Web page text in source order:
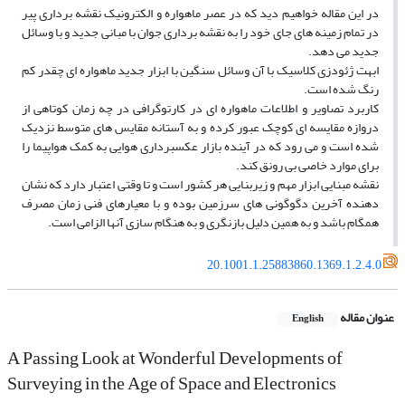
در این مقاله خواهیم دید که در عصر ماهواره و الکترونیک نقشه­ برداری پیر
در تمام زمینه­ های جای خود را به نقشه­ برداری جوان با مبانی جدید و با وسائل
جدید می­ دهد.
ابهت ژئودزی کلاسیک با آن وسائل سنگین با ابزار جدید ماهواره ­ای چقدر کم
رنگ شده است.
کاربرد تصاویر و اطلاعات ماهواره­ ای در کارتوگرافی در چه زمان کوتاهی از
دروازه مقایسه ای کوچک عبور کرده و به آستانه مقایس های متوسط نزدیک
شده است و می­ رود که در آینده بازار عکسبرداری هوایی به کمک هواپیما را
برای موارد خاصی بی­ رونق کند.
نقشه مبنایی ابزار مهم و زیربنایی هر کشور است و تا وقتی اعتبار دارد که نشان
دهنده آخرین دگوگونی­ های سرزمین بوده و با معیارهای فنی زمان مصرف
همگام باشد و به همین دلیل بازنگری و به هنگام سازی آنها الزامی است.
20.1001.1.25883860.1369.1.2.4.0
عنوان مقاله English
A Passing Look at Wonderful Developments of
Surveying in the Age of Space and Electronics